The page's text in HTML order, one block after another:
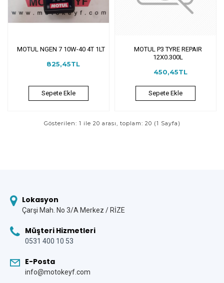
MOTUL NGEN 7 10W-40 4T 1LT
825,45TL
Sepete Ekle
MOTUL P3 TYRE REPAIR
12X0.300L
450,45TL
Sepete Ekle
Gösterilen: 1 ile 20 arası, toplam: 20 (1 Sayfa)
Lokasyon
Çarşi Mah. No 3/A Merkez / RİZE
Müşteri Hizmetleri
0531 400 10 53
E-Posta
info@motokeyf.com